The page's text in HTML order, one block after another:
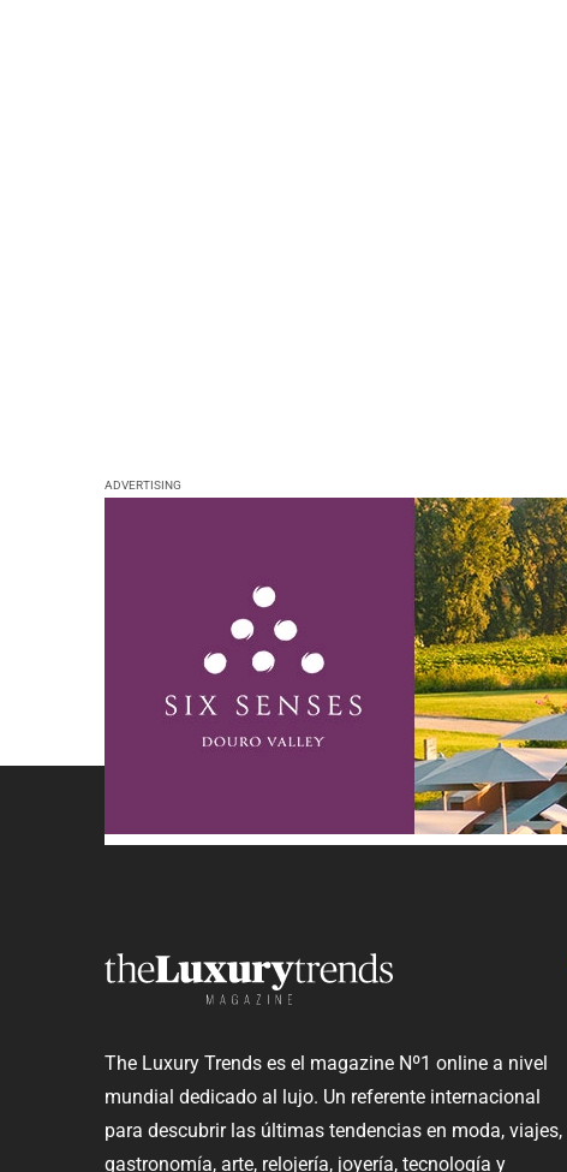
ADVERTISING
The Luxury Trends es el magazine Nº1 online a nivel
mundial dedicado al lujo. Un referente internacional
para descubrir las últimas tendencias en moda, viajes,
gastronomía, arte, relojería, joyería, tecnología y